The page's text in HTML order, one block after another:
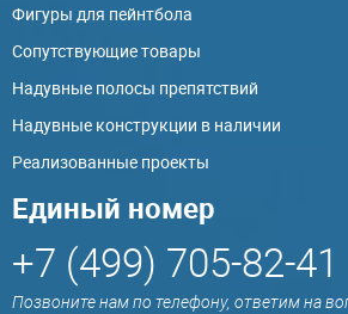
Фигуры для пейнтбола
Сопутствующие товары
Надувные полосы препятствий
Надувные конструкции в наличии
Реализованные проекты
Единый номер
+7 (499) 705-82-41
Позвоните нам по телефону, ответим на